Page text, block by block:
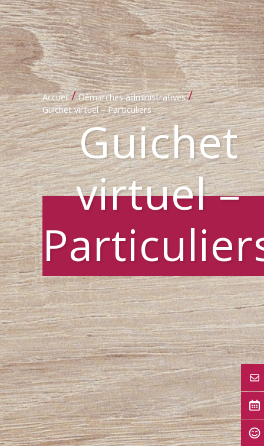
Accueil / Démarches administratives /
Guichet virtuel – Particuliers
Guichet
virtuel –